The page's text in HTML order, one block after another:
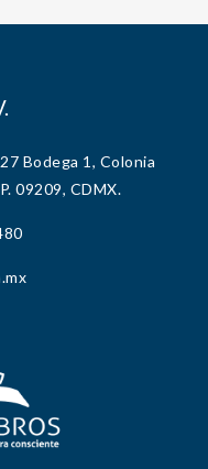
Bodega 1, Colonia
09209, CDMX.